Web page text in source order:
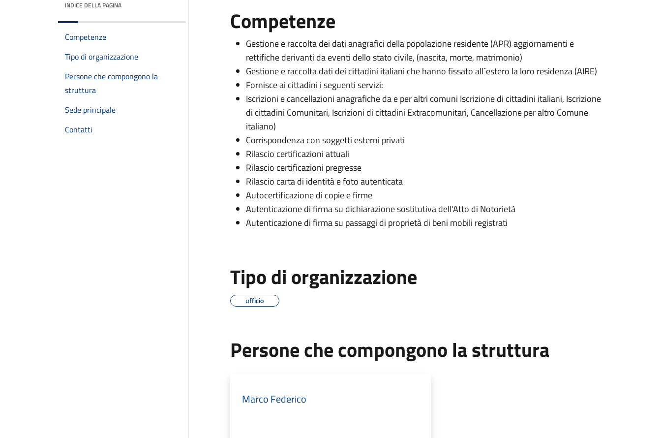
INDICE DELLA PAGINA
Competenze
Tipo di organizzazione
Persone che compongono la
struttura
Sede principale
Contatti
Competenze
Gestione e raccolta dei dati anagrafici della popolazione residente (APR) aggiornamenti e
rettifiche derivanti da eventi dello stato civile, (nascita, morte, matrimonio)
Gestione e raccolta dati dei cittadini italiani che hanno fissato all´estero la loro residenza (AIRE)
Fornisce ai cittadini i seguenti servizi:
Iscrizioni e cancellazioni anagrafiche da e per altri comuni Iscrizione di cittadini italiani, Iscrizione
di cittadini Comunitari, Iscrizioni di cittadini Extracomunitari, Cancellazione per altro Comune
italiano)
Corrispondenza con soggetti esterni privati
Rilascio certificazioni attuali
Rilascio certificazioni pregresse
Rilascio carta di identità e foto autenticata
Autocertificazione di copie e firme
Autenticazione di firma su dichiarazione sostitutiva dell'Atto di Notorietà
Autenticazione di firma su passaggi di proprietà di beni mobili registrati
Tipo di organizzazione
ufficio
Persone che compongono la struttura
Marco Federico